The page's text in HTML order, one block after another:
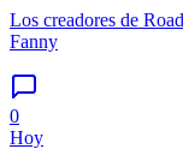
Los creadores de
Fanny
0
Hoy